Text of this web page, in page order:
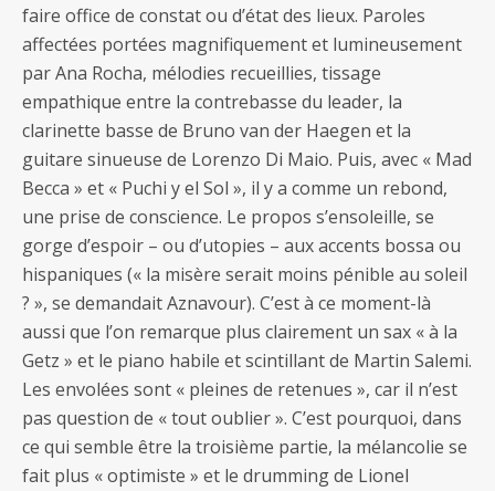
faire office de constat ou d’état des lieux. Paroles
affectées portées magnifiquement et lumineusement
par Ana Rocha, mélodies recueillies, tissage
empathique entre la contrebasse du leader, la
clarinette basse de Bruno van der Haegen et la
guitare sinueuse de Lorenzo Di Maio. Puis, avec « Mad
Becca » et « Puchi y el Sol », il y a comme un rebond,
une prise de conscience. Le propos s’ensoleille, se
gorge d’espoir – ou d’utopies – aux accents bossa ou
hispaniques (« la misère serait moins pénible au soleil
? », se demandait Aznavour). C’est à ce moment-là
aussi que l’on remarque plus clairement un sax « à la
Getz » et le piano habile et scintillant de Martin Salemi.
Les envolées sont « pleines de retenues », car il n’est
pas question de « tout oublier ». C’est pourquoi, dans
ce qui semble être la troisième partie, la mélancolie se
fait plus « optimiste » et le drumming de Lionel